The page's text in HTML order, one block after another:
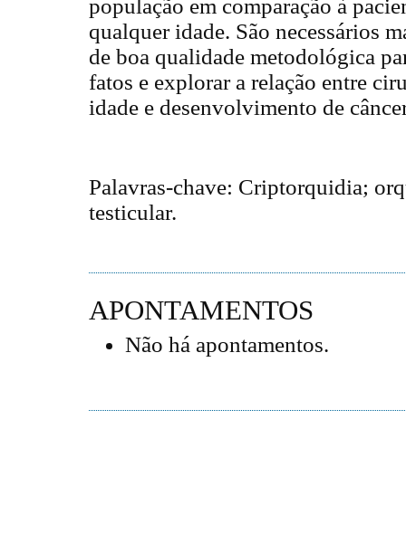
população em comparação à
qualquer idade. São necessários
de boa qualidade metodológica
fatos e explorar a relação entre
idade e desenvolvimento de
Palavras-chave: Criptorquidia;
testicular.
APONTAMENTOS
Não há apontamentos.